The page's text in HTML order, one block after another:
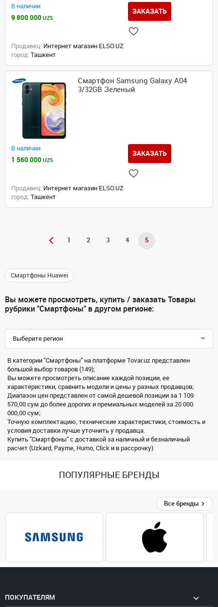
В наличии
9 800 000 UZS
ЗАКАЗАТЬ
Продавец: Интернет магазин ELSO.UZ
город: Ташкент
Смартфон Samsung Galaxy A04
3/32GB Зеленый
В наличии
1 560 000 UZS
ЗАКАЗАТЬ
Продавец: Интернет магазин ELSO.UZ
город: Ташкент
1 2 3 4 5
Смартфоны Huawei
Вы можете просмотреть, купить / заказать Товары
рубрики "Смартфоны" в другом регионе:
Выберите регион
В категории "Смартфоны" на платформе Tovar.uz представлен
большой выбор товаров (149);
Вы можете просмотреть описание каждой позиции, ее
характеристики, сравнить модели и цены у разных продавцов;
Диапазон цен представлен от самой дешевой позиции за 1 109
570,00 сум до более дорогих и премиальных моделей за 20 000
000,00 сум;
Точную комплектацию, технические характеристики, стоимость и
условия доставки лучше уточнить у продавца.
Купить "Смартфоны" с доставкой за наличный и безналичный
расчет (Uzkard, Payme, Humo, Click и в рассрочку)
ПОПУЛЯРНЫЕ БРЕНДЫ
Все бренды
ПОКУПАТЕЛЯМ